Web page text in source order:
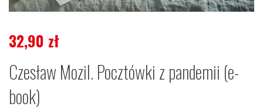
32,90 zł
Czesław Mozil. Pocztówki z pandemii (e-
book)